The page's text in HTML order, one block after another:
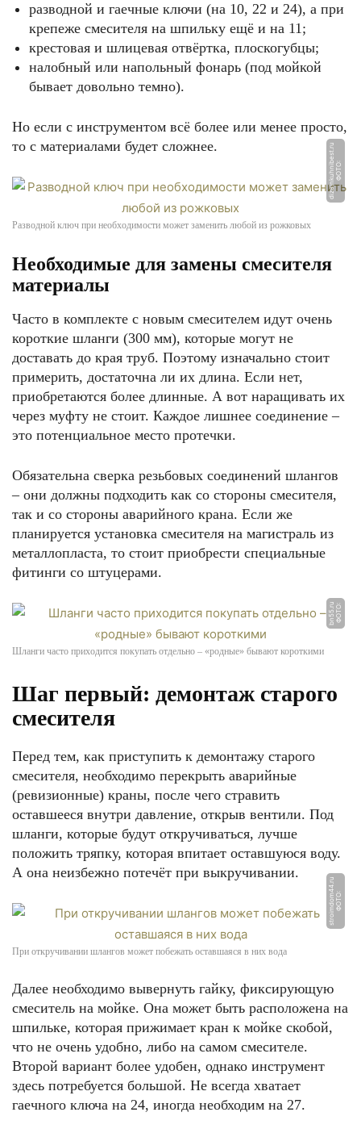
разводной и гаечные ключи (на 10, 22 и 24), а при
крепеже смесителя на шпильку ещё и на 11;
крестовая и шлицевая отвёртка, плоскогубцы;
налобный или напольный фонарь (под мойкой
бывает довольно темно).
Но если с инструментом всё более или менее просто,
то с материалами будет сложнее.
Ф
О
Т
О:
di
z
ai
n
k
u
h
ni
b
e
s
t.
r
u
Разводной ключ при необходимости может заменить любой из рожковых
Необходимые для замены смесителя
материалы
Часто в комплекте с новым смесителем идут очень
короткие шланги (300 мм), которые могут не
доставать до края труб. Поэтому изначально стоит
примерить, достаточна ли их длина. Если нет,
приобретаются более длинные. А вот наращивать их
через муфту не стоит. Каждое лишнее соединение –
это потенциальное место протечки.
Обязательна сверка резьбовых соединений шлангов
– они должны подходить как со стороны смесителя,
так и со стороны аварийного крана. Если же
планируется установка смесителя на магистраль из
металлопласта, то стоит приобрести специальные
фитинги со штуцерами.
Ф
О
Т
О:
b
n
5
5.
r
u
Шланги часто приходится покупать отдельно – «родные» бывают короткими
Шаг первый: демонтаж старого
смесителя
Перед тем, как приступить к демонтажу старого
смесителя, необходимо перекрыть аварийные
(ревизионные) краны, после чего стравить
оставшееся внутри давление, открыв вентили. Под
шланги, которые будут откручиваться, лучше
положить тряпку, которая впитает оставшуюся воду.
А она неизбежно потечёт при выкручивании.
Ф
О
Т
О:
s
t
r
oi
m
d
o
m
4
4.
r
u
При откручивании шлангов может побежать оставшаяся в них вода
Далее необходимо вывернуть гайку, фиксирующую
смеситель на мойке. Она может быть расположена на
шпильке, которая прижимает кран к мойке скобой,
что не очень удобно, либо на самом смесителе.
Второй вариант более удобен, однако инструмент
здесь потребуется большой. Не всегда хватает
гаечного ключа на 24, иногда необходим на 27.